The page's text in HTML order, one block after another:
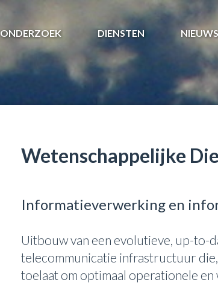
ONDERZOEK DIENSTEN
Wetenschappelijke
Informatieverwerking en
Uitbouw van een evolutieve, up-to-
telecommunicatie infrastructuur
toelaat om optimaal operationele